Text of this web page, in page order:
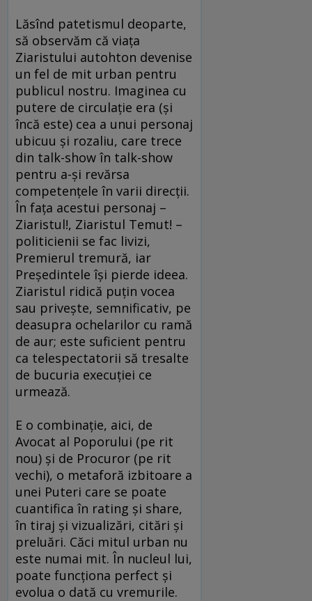
Lăsînd patetismul deoparte,
să observăm că viaţa
Ziaristului autohton devenise
un fel de mit urban pentru
publicul nostru. Imaginea cu
putere de circulaţie era (şi
încă este) cea a unui personaj
ubicuu şi rozaliu, care trece
din talk-show în talk-show
pentru a-şi revărsa
competenţele în varii direcţii.
În faţa acestui personaj –
Ziaristul!, Ziaristul Temut! –
politicienii se fac livizi,
Premierul tremură, iar
Preşedintele îşi pierde ideea.
Ziaristul ridică puţin vocea
sau priveşte, semnificativ, pe
deasupra ochelarilor cu ramă
de aur; este suficient pentru
ca telespectatorii să tresalte
de bucuria execuţiei ce
urmează.
E o combinaţie, aici, de
Avocat al Poporului (pe rit
nou) şi de Procuror (pe rit
vechi), o metaforă izbitoare a
unei Puteri care se poate
cuantifica în rating şi share,
în tiraj şi vizualizări, citări şi
preluări. Căci mitul urban nu
este numai mit. În nucleul lui,
poate funcţiona perfect şi
evolua o dată cu vremurile.